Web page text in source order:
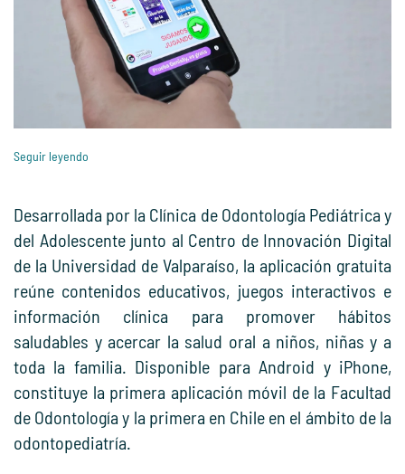
Seguir leyendo
Desarrollada por la Clínica de Odontología Pediátrica y
del Adolescente junto al Centro de Innovación Digital
de la Universidad de Valparaíso, la aplicación gratuita
reúne contenidos educativos, juegos interactivos e
información clínica para promover hábitos
saludables y acercar la salud oral a niños, niñas y a
toda la familia. Disponible para Android y iPhone,
constituye la primera aplicación móvil de la Facultad
de Odontología y la primera en Chile en el ámbito de la
odontopediatría.